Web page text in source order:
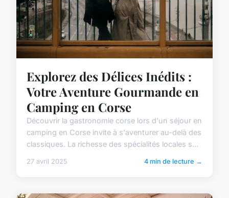
Explorez des Délices Inédits :
Votre Aventure Gourmande en
Camping en Corse
Découvrir la gastronomie corse lors d'un séjour en
camping en Corse invite à s'aventurer au-delà des
classiques. La richesse des spécialités locales s...
27 avril 2025 4 min de lecture →